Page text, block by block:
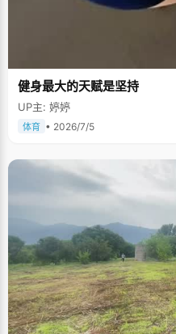
健身最大的天赋是坚持
UP主: 婷婷
体育 • 2026/7/5